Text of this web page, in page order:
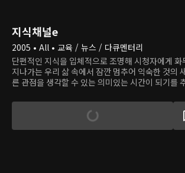
지식채널e
2005 • All • 교육 / 뉴스 / 다큐멘터리
단편적인 지식을 입체적으로 조명해 시청자에게 화
지나가는 우리 삶 속에서 잠깐 멈추어 익숙한 것의
른 관점을 생각할 수 있는 의미있는 시간이 되기를